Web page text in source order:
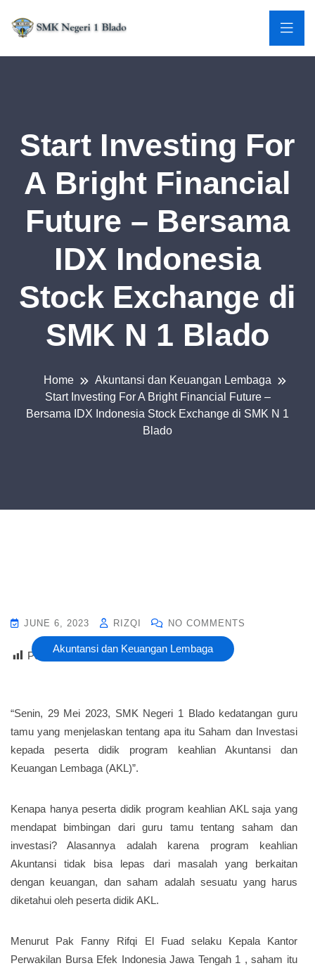
Start Investing For
A Bright Financial
Future – Bersama
IDX Indonesia
Stock Exchange di
SMK N 1 Blado
Home
Akuntansi dan Keuangan Lembaga
Start Investing For A Bright Financial Future –
Bersama IDX Indonesia Stock Exchange di SMK N 1
Blado
Akuntansi dan Keuangan Lembaga
JUNE 6, 2023 RIZQI NO COMMENTS
Post Views : 19
“Senin, 29 Mei 2023, SMK Negeri 1 Blado kedatangan guru
tamu yang menjelaskan tentang apa itu Saham dan Investasi
kepada peserta didik program keahlian Akuntansi dan
Keuangan Lembaga (AKL)”.
Kenapa hanya peserta didik program keahlian AKL saja yang
mendapat bimbingan dari guru tamu tentang saham dan
investasi? Alasannya adalah karena program keahlian
Akuntansi tidak bisa lepas dari masalah yang berkaitan
dengan keuangan, dan saham adalah sesuatu yang harus
diketahui oleh peserta didik AKL.
Menurut Pak Fanny Rifqi El Fuad selaku Kepala Kantor
Perwakilan Bursa Efek Indonesia Jawa Tengah 1 , saham itu